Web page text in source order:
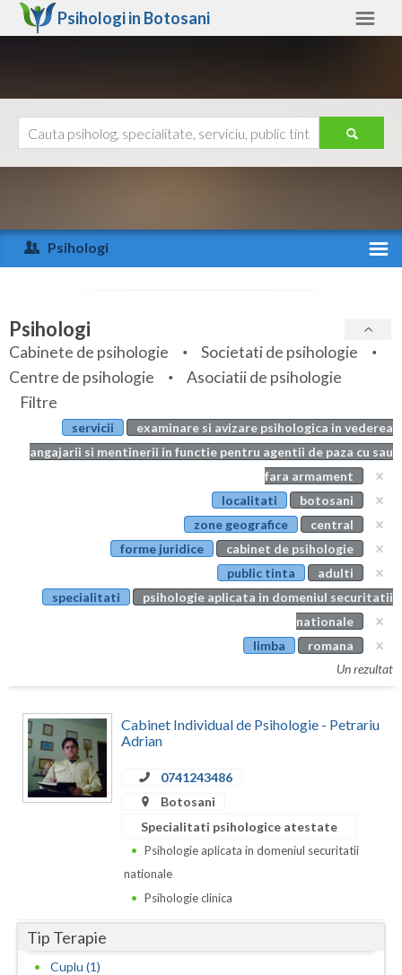
Psihologi in Botosani
Arad
Arges
Bihor
Bistrita-Nasaud
Botosani
Braila
Calarasi
Covasna
Dambovita
Dolj
Harghita
Ajutor
Psihologi
Specialitati
Servicii
Articole
Evenimente
Psihologi
Cabinete de psihologie
Societati de psihologie
Centre de psihologie
Asociatii de psihologie
Filtre
servicii
examinare si avizare psihologica in vederea
angajarii si mentinerii in functie pentru agentii de paza cu sau
fara armament
localitati
botosani
zone geografice
central
forme juridice
cabinet de psihologie
public tinta
adulti
specialitati
psihologie aplicata in domeniul securitatii
nationale
limba
romana
Un rezultat
Cabinet Individual de Psihologie - Petrariu
Adrian
0741243486
Botosani
Specialitati psihologice atestate
Psihologie aplicata in domeniul securitatii
nationale
Psihologie clinica
Tip Terapie
Cuplu (1)